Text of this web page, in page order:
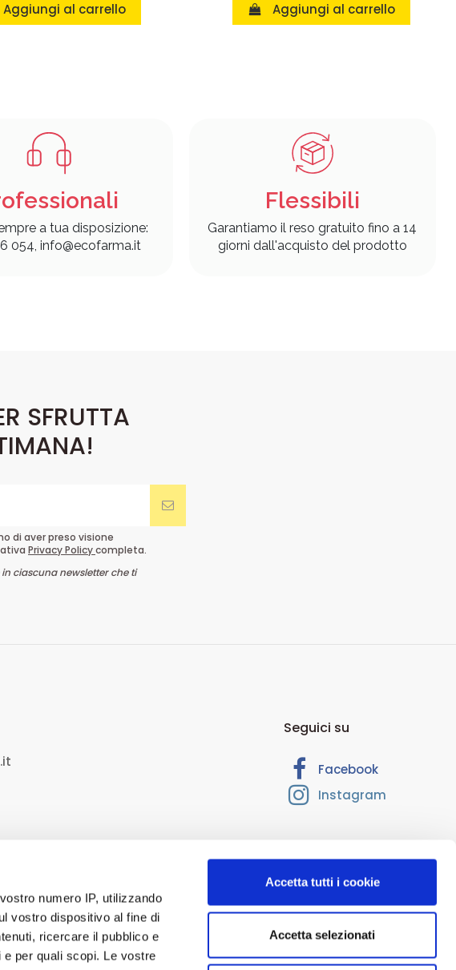
numero IP, utilizzando
vostro dispositivo al fine di
ricercare il pubblico e
per quali scopi. Le vostre
Accetta tutti i cookie
Accetta selezionati
Aggiungi al carrello Aggiungi al carrello
a tua disposizione:
054, info@ecofarma.it
Flessibili
Garantiamo il reso gratuito fino a 14
giorni dall'acquisto del prodotto
SFRUTTA
di aver preso visione
Privacy Policycompleta.
ciascuna newsletter che ti
Seguici su
Facebook
Instagram
12432541006REA: RM-1374205. Cap. Soc. Euro 10.000,00. Interamente versato.